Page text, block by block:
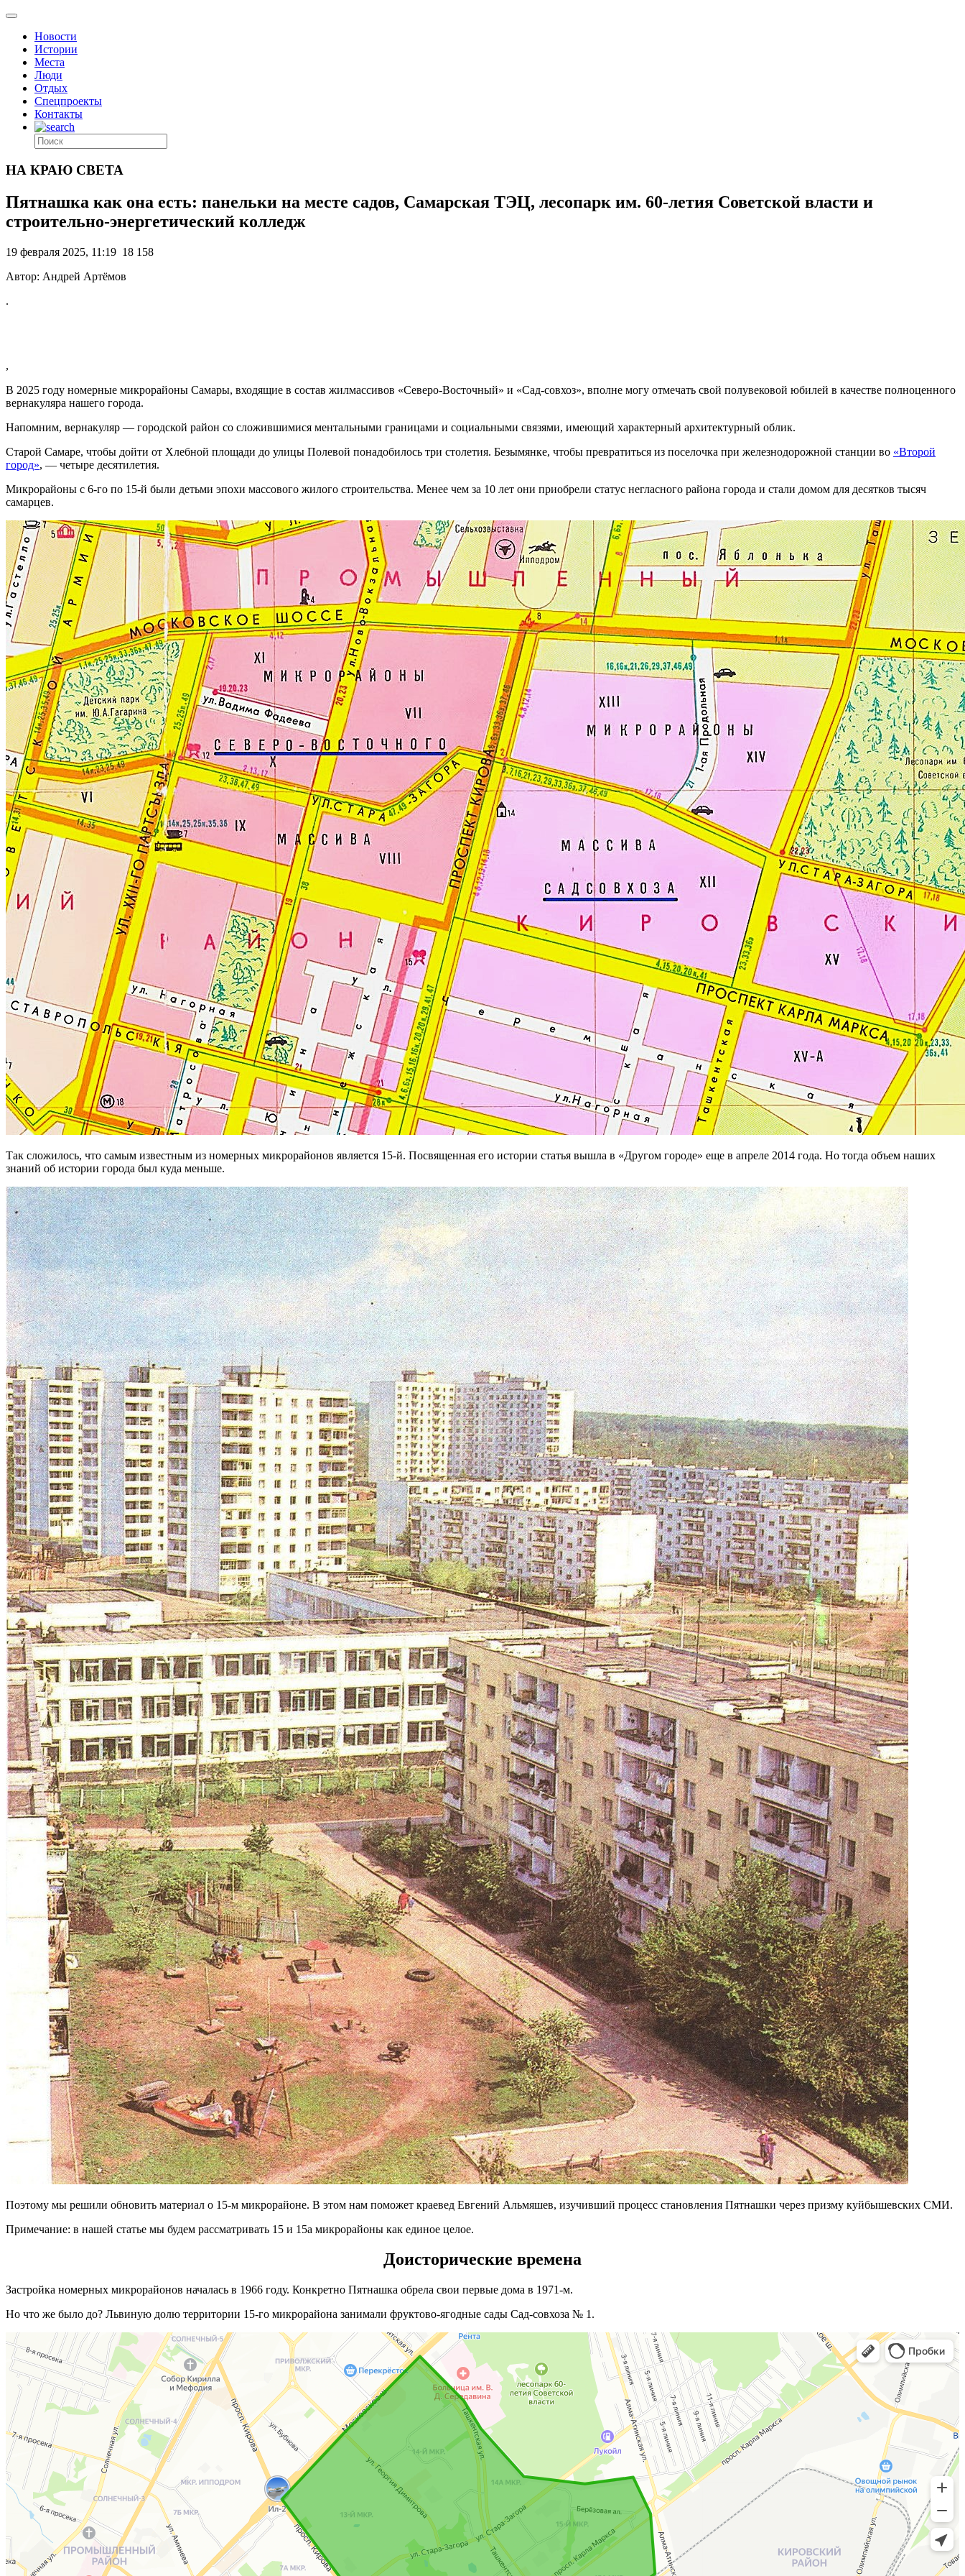
Новости
Истории
Места
Люди
Отдых
Спецпроекты
Контакты
НА КРАЮ СВЕТА
Пятнашка как она есть: панельки на месте садов, Самарская ТЭЦ, лесопарк им. 60-летия Советской власти и
строительно-энергетический колледж
19 февраля 2025, 11:19 18 158
Автор: Андрей Артёмов
.
,
В 2025 году номерные микрорайоны Самары, входящие в состав жилмассивов «Северо-Восточный» и «Сад-совхоз», вполне могу отмечать свой полувековой юбилей в качестве полноценного
вернакуляра нашего города.
Напомним, вернакуляр — городской район со сложившимися ментальными границами и социальными связями, имеющий характерный архитектурный облик.
Старой Самаре, чтобы дойти от Хлебной площади до улицы Полевой понадобилось три столетия. Безымянке, чтобы превратиться из поселочка при железнодорожной станции во «Второй
город», — четыре десятилетия.
Микрорайоны с 6-го по 15-й были детьми эпохи массового жилого строительства. Менее чем за 10 лет они приобрели статус негласного района города и стали домом для десятков тысяч
самарцев.
Так сложилось, что самым известным из номерных микрорайонов является 15-й. Посвященная его истории статья вышла в «Другом городе» еще в апреле 2014 года. Но тогда объем наших
знаний об истории города был куда меньше.
Поэтому мы решили обновить материал о 15-м микрорайоне. В этом нам поможет краевед Евгений Альмяшев, изучивший процесс становления Пятнашки через призму куйбышевских СМИ.
Примечание: в нашей статье мы будем рассматривать 15 и 15а микрорайоны как единое целое.
Доисторические времена
Застройка номерных микрорайонов началась в 1966 году. Конкретно Пятнашка обрела свои первые дома в 1971-м.
Но что же было до? Львиную долю территории 15-го микрорайона занимали фруктово-ягодные сады Сад-совхоза № 1.